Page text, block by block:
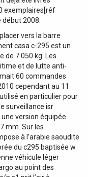
exemplaires[réf
2008.
vers la barre
casa c-295 est un
de 7 050 kg. Les
et de lutte anti-
60 commandes
cependant au 11
en particulier pour
surveillance isr
version équipée
mm. Sur les
à l’arabie saoudite
du c295 baptisée w
véhicule léger
au point des